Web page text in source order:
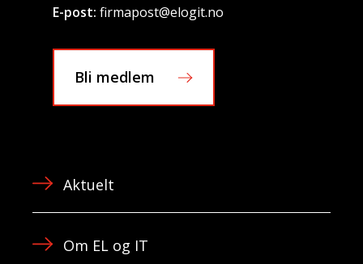
E-post: firmapost@elogit.no
Bli medlem
Aktuelt
Om EL og IT